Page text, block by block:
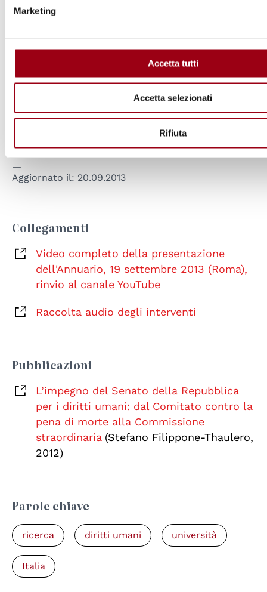
Marketing
Accetta tutti
Accetta selezionati
Rifiuta
accrediti.stampa@senato.it
Per gli uomini sono obbligatorie giacca e
Aggiornato il: 20.09.2013
Collegamenti
Video completo della presentazione
dell'Annuario, 19 settembre 2013 (Roma),
rinvio al canale YouTube
Raccolta audio degli interventi
Pubblicazioni
L’impegno del Senato della Repubblica
per i diritti umani: dal Comitato contro la
pena di morte alla Commissione
straordinaria (Stefano Filippone-Thaulero,
2012)
Parole chiave
ricerca diritti umani università
Italia